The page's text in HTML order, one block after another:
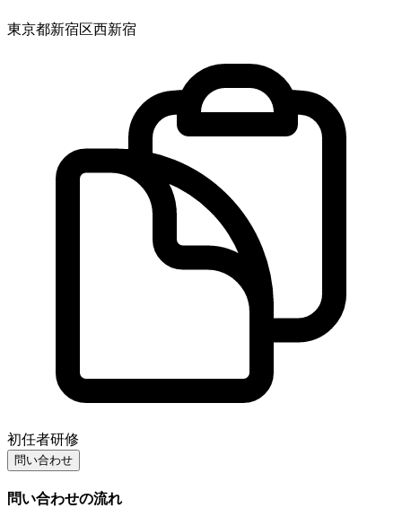
東京都新宿区西新宿
初任者研修
問い合わせ
問い合わせの流れ